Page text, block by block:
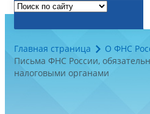
Главная страница
О ФНС
Письма ФНС России,
налоговыми органами